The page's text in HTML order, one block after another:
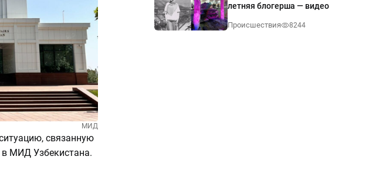
МИД
связанную
в МИД Узбекистана.
летняя блогерша — видео
Происшествия 8244